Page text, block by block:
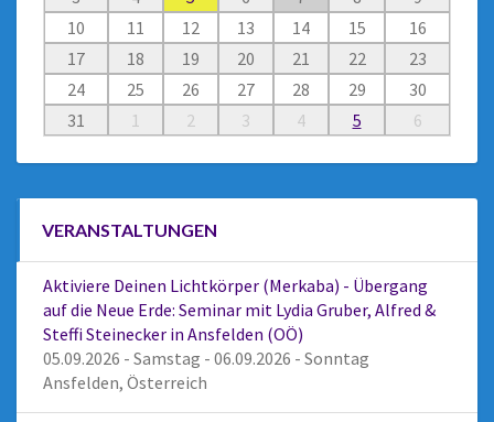
10
11 12 13 14 15
16
17
18 19 20 21 22
23
24
25 26 27 28 29
30
31
1 2 3 4 5 6
VERANSTALTUNGEN
Aktiviere Deinen Lichtkörper (Merkaba) - Übergang
auf die Neue Erde: Seminar mit Lydia Gruber, Alfred &
Steffi Steinecker in Ansfelden (OÖ)
05.09.2026 - Samstag - 06.09.2026 - Sonntag
Ansfelden, Österreich